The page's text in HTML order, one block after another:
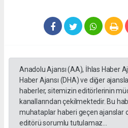
Anadolu Ajansı (AA), İhlas Haber
Haber Ajansı (DHA) ve diğer
haberler, sitemizin editörlerinin
kanallarından çekilmektedir. Bu
muhataplar haberi geçen ajanslar
editörü sorumlu tutulamaz...